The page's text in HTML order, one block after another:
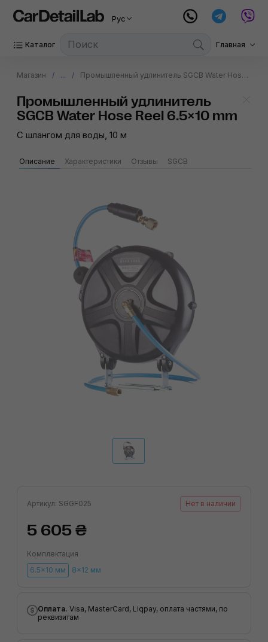
Рус
Каталог Главная
Магазин ... Промышленный удлинитель SGCB Water Hose Reel 6.5×10 mm
Промышленный удлинитель
SGCB Water Hose Reel 6.5×10 mm
С шлангом для воды, 10 м
Описание Характеристики Отзывы SGCB
Артикул: SGGF025 Нет в наличии
5 605 ₴
Комплектация
6.5×10 мм
8×12 мм
Оплата. Visa, MasterCard, Liqpay, оплата частями, по
реквизитам